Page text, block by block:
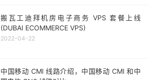
搬瓦工迪拜机房电子商务 VPS 套餐上线
(DUBAI ECOMMERCE VPS)
2022-04-22
中国移动 CMI 线路介绍，中国移动 CMI 和中